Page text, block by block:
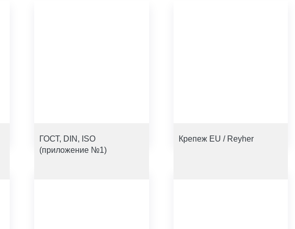
ГОСТ, DIN, ISO
(приложение №1)
Крепеж EU / Reyher